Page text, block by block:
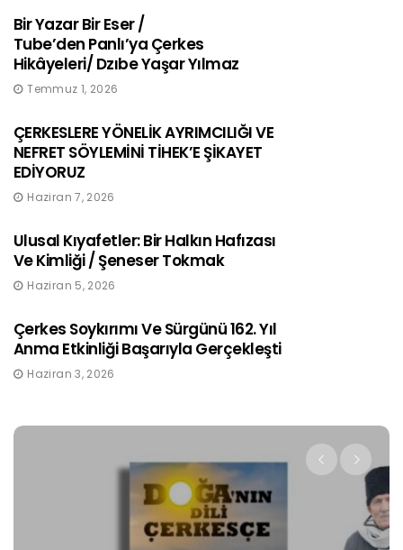
Bir Yazar Bir Eser /
Tube’den Panlı’ya Çerkes
Hikâyeleri/ Dzıbe Yaşar Yılmaz
Temmuz 1, 2026
ÇERKESLERE YÖNELİK AYRIMCILIĞI VE
NEFRET SÖYLEMİNİ TİHEK’E ŞİKAYET
EDİYORUZ
Haziran 7, 2026
Ulusal Kıyafetler: Bir Halkın Hafızası
Ve Kimliği / Şeneser Tokmak
Haziran 5, 2026
Çerkes Soykırımı Ve Sürgünü 162. Yıl
Anma Etkinliği Başarıyla Gerçekleşti
Haziran 3, 2026